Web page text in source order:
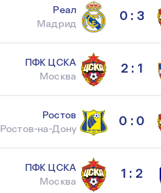
Реал
Мадрид
0 : 3
ПФК ЦСКА
Москва
2 : 1
Ростов
Ростов-на-Дону
0 : 0
ПФК ЦСКА
Москва
1 : 2